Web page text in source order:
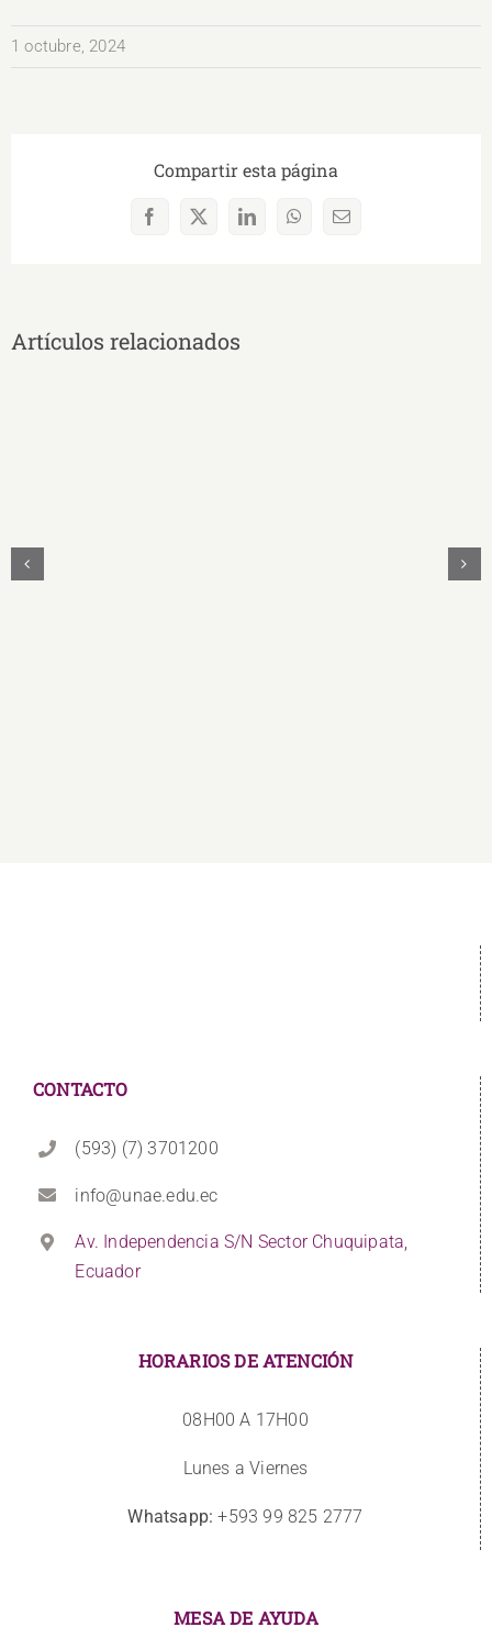
1 octubre, 2024
Compartir esta página
Facebook
X LinkedInWhatsAppCorreo
Artículos relacionados
CONTACTO
(593) (7) 3701200
info@unae.edu.ec
Av. Independencia S/N Sector Chuquipata,
Ecuador
HORARIOS DE ATENCIÓN
08H00 A 17H00
Lunes a Viernes
Whatsapp: +593 99 825 2777
MESA DE AYUDA